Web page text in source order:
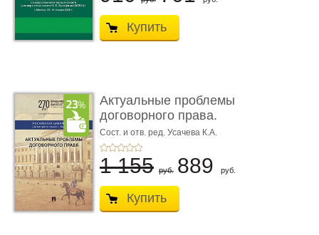
Купить
Актуальные проблемы
договорного права.
Выпуск ...
Сост. и отв. ред. Усачева К.А.
1 155 руб. 889 руб.
Купить